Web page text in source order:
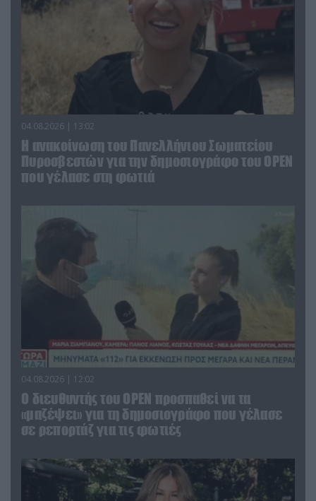
04.08.2026 | 13:02
Η ανακοίνωση του Πανελλήνιου Σωματείου
Πυροσβεστών για την δημοσιογράφο του OPEN
που γέλασε στη φωτιά
04.08.2026 | 12:02
O διευθυντής του OPEN προσπαθεί να τα
«μαζέψει» για τη δημοσιογράφο που γέλασε
σε ρεπορτάζ για τις φωτιές